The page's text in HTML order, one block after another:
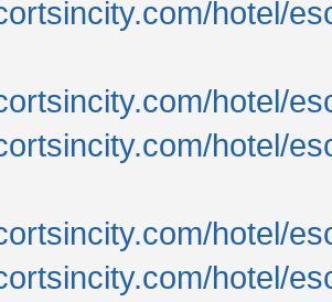
hotel/
hotel/
hotel/
hotel/
hotel/